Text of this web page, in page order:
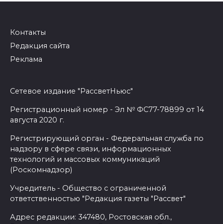
Контакты
Редакция сайта
Реклама
Сетевое издание "РассветНьюс"
Регистрационный номер - Эл № ФС77-78899 от 14
августа 2020 г.
Регистрирующий орган - Федеральная служба по
надзору в сфере связи, информационных
технологий и массовых коммуникаций
(Роскомнадзор)
Учредитель - Общество с ограниченной
ответственностью "Редакция газеты "Рассвет"
Адрес редакции: 347480, Ростовская обл.,